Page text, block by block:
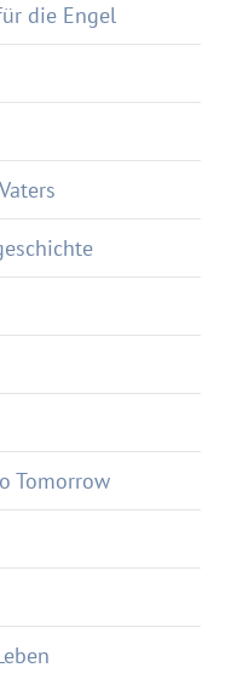
die Engel
Tomorrow